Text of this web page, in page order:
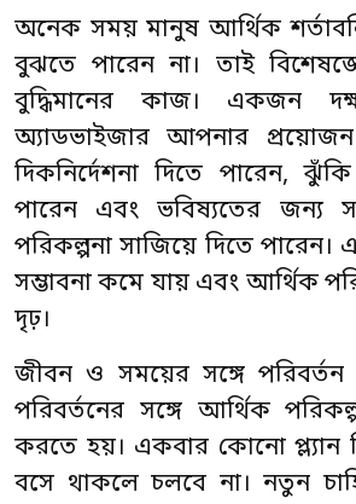
অনেক সময় মানুষ আর্থিক
বুঝতে পারেন না। তাই
বুদ্ধিমানের কাজ। একজন দক্ষ
অ্যাডভাইজার আপনার
দিকনির্দেশনা দিতে পারেন,
পারেন এবং ভবিষ্যতের জন্য
পরিকল্পনা সাজিয়ে দিতে পারেন।
সম্ভাবনা কমে যায় এবং আর্থিক
দৃঢ়।
জীবন ও সময়ের সঙ্গে
পরিবর্তনের সঙ্গে আর্থিক
করতে হয়। একবার কোনো প্ল্যান
বসে থাকলে চলবে না। নতুন